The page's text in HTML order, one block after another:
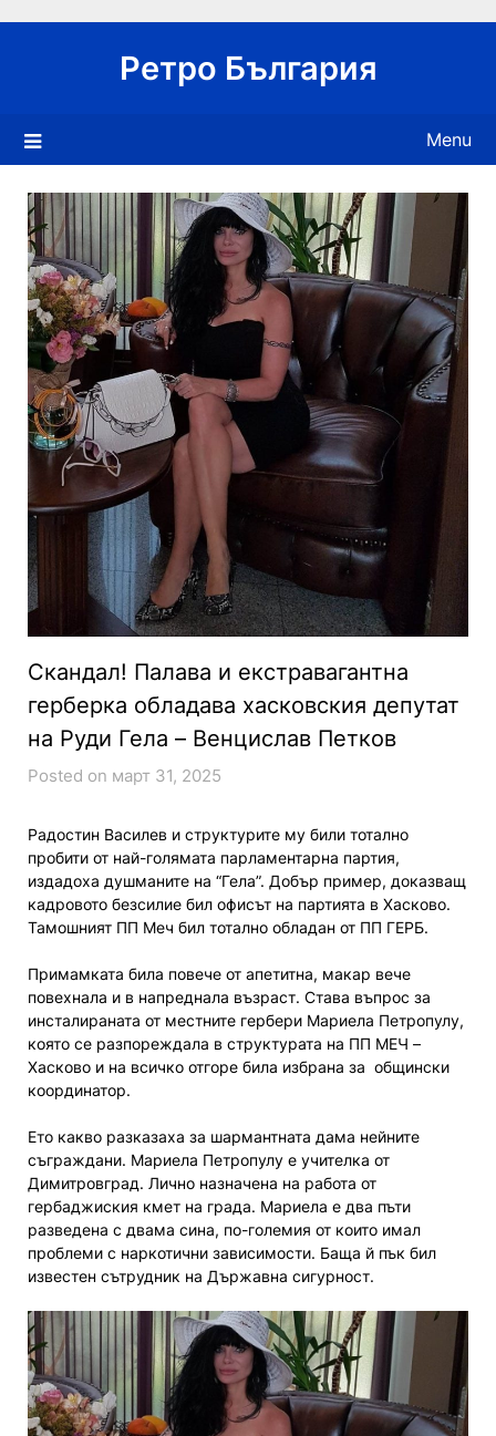
Ретро България
Menu
Скандал! Палава и екстравагантна
герберка обладава хасковския депутат
на Руди Гела – Венцислав Петков
Posted on март 31, 2025
Радостин Василев и структурите му били тотално
пробити от най-голямата парламентарна партия,
издадоха душманите на “Гела”. Добър пример, доказващ
кадровото безсилие бил офисът на партията в Хасково.
Тамошният ПП Меч бил тотално обладан от ПП ГЕРБ.
Примамката била повече от апетитна, макар вече
повехнала и в напреднала възраст. Става въпрос за
инсталираната от местните гербери Мариела Петропулу,
която се разпореждала в структурата на ПП МЕЧ –
Хасково и на всичко отгоре била избрана за общински
координатор.
Ето какво разказаха за шармантната дама нейните
съграждани. Мариела Петропулу е учителка от
Димитровград. Лично назначена на работа от
гербаджиския кмет на града. Мариела е два пъти
разведена с двама сина, по-големия от които имал
проблеми с наркотични зависимости. Баща й пък бил
известен сътрудник на Държавна сигурност.